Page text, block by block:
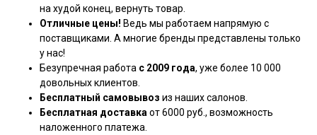
на худой конец, вернуть товар.
Отличные цены! Ведь мы работаем напрямую с
поставщиками. А многие бренды представлены только
у нас!
Безупречная работа с 2009 года, уже более 10 000
довольных клиентов.
Бесплатный самовывоз из наших салонов.
Бесплатная доставка от 6000 руб., возможность
наложенного платежа.